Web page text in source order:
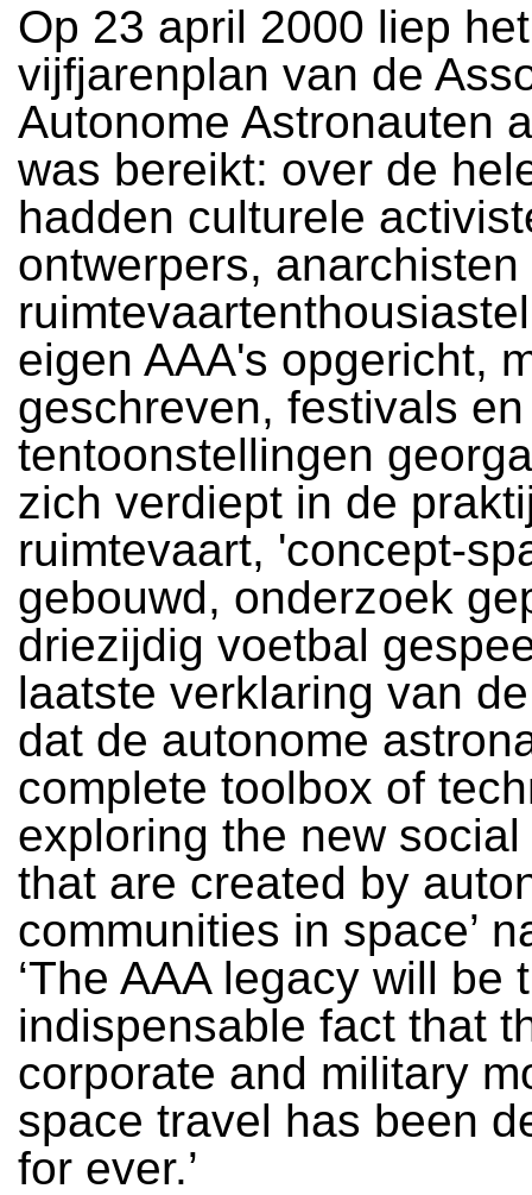
Op 23 april 2000 liep het
vijfjarenplan van de
Autonome Astronauten
was bereikt: over de
hadden culturele
ontwerpers, anarchisten
eigen AAA's opgericht,
geschreven, festivals en
tentoonstellingen
zich verdiept in de
ruimtevaart, 'concept-
gebouwd, onderzoek
driezijdig voetbal
laatste verklaring van
dat de autonome
complete toolbox of
exploring the new
that are created by
communities in space’
‘The AAA legacy will be
indispensable fact that
corporate and military
space travel has been
for ever.’